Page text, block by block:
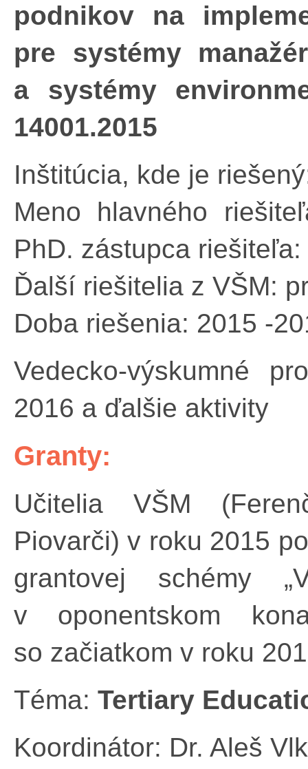
podnikov na
pre systémy
a systémy
14001.2015
Inštitúcia, kde je
Meno hlavného
PhD. zástupca
Ďalší riešitelia z VŠM:
Doba riešenia: 2015 -
Vedecko-výskumné
2016 a ďalšie aktivity
Granty:
Učitelia VŠM
Piovarči) v roku 2015
grantovej schémy
v oponentskom
so začiatkom v roku
Téma: Tertiary
Koordinátor: Dr. Aleš